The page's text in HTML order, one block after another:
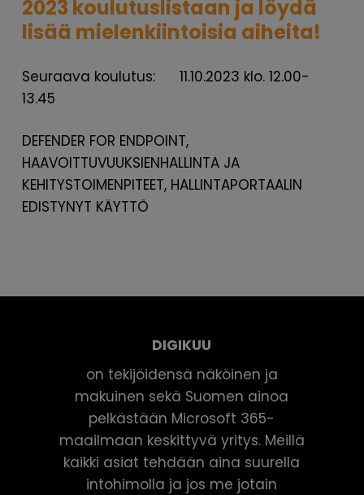
2023 koulutuslistaan ja löydä
lisää mielenkiintoisia aiheita!
Seuraava koulutus: 11.10.2023 klo. 12.00-
13.45
DEFENDER FOR ENDPOINT,
HAAVOITTUVUUKSIENHALLINTA JA
KEHITYSTOIMENPITEET, HALLINTAPORTAALIN
EDISTYNYT KÄYTTÖ
DIGIKUU
on tekijöidensä näköinen ja
makuinen sekä Suomen ainoa
pelkästään Microsoft 365-
maailmaan keskittyvä yritys. Meillä
kaikki asiat tehdään aina suurella
intohimolla ja jos me jotain